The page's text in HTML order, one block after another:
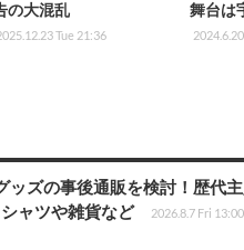
の大混乱
Tue 21:36
舞台は
ッズの事後通販を検討！歴代
ャツや雑貨など
2026.8.7 Fri 13:00